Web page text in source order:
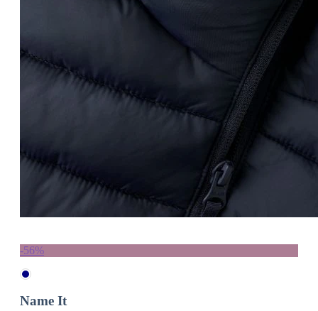
-56%
Name It